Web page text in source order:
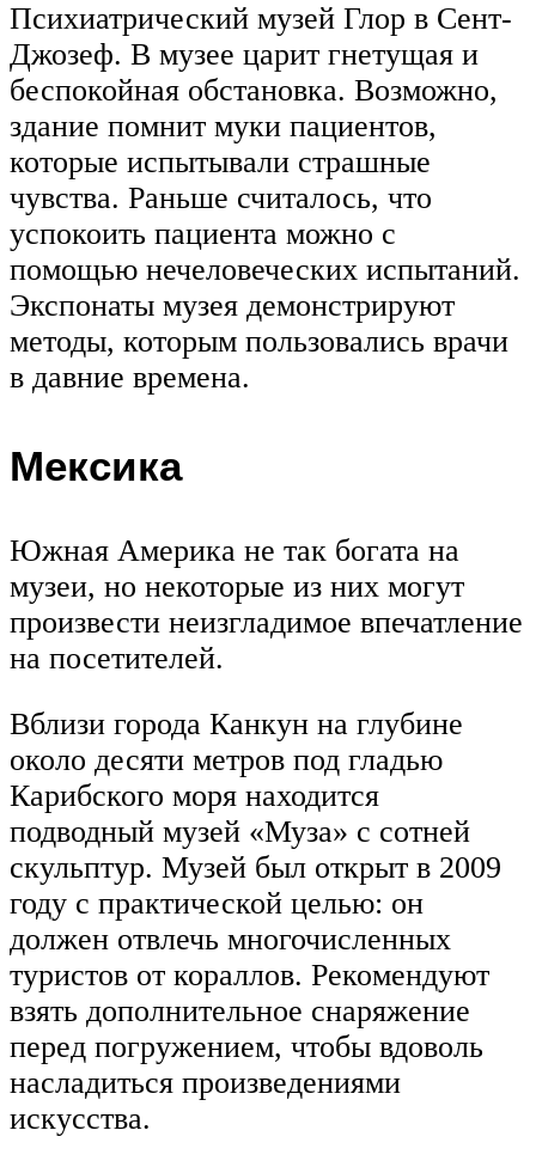
Психиатрический музей Глор в Сент-
Джозеф. В музее царит гнетущая и
беспокойная обстановка. Возможно,
здание помнит муки пациентов,
которые испытывали страшные
чувства. Раньше считалось, что
успокоить пациента можно с
помощью нечеловеческих испытаний.
Экспонаты музея демонстрируют
методы, которым пользовались врачи
в давние времена.
Мексика
Южная Америка не так богата на
музеи, но некоторые из них могут
произвести неизгладимое впечатление
на посетителей.
Вблизи города Канкун на глубине
около десяти метров под гладью
Карибского моря находится
подводный музей «Муза» с сотней
скульптур. Музей был открыт в 2009
году с практической целью: он
должен отвлечь многочисленных
туристов от кораллов. Рекомендуют
взять дополнительное снаряжение
перед погружением, чтобы вдоволь
насладиться произведениями
искусства.